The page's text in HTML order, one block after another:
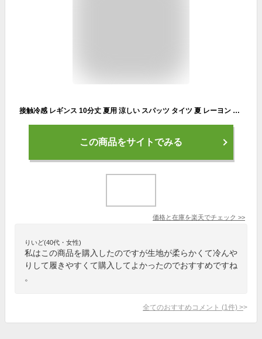
接触冷感 レギンス 10分丈 夏用 涼しい スパッツ タイツ 夏 レーヨン 冷感インナー 涼感 黒、チャコール M/L/LL/3L ブラック レディース クールビズ ひんやり ヨガウエア フィットネスボトム エアロビクス ジャズダンス 社交ダンス エクササイズ 大きいサイズ メール便可2
この商品をサイトでみる
価格と在庫を楽天でチェック >>
りいど(40代・女性)
私はこの商品を購入したのですが生地が柔らかくて冷んや
りして履きやすくて購入してよかったのでおすすめですね
。
全てのおすすめコメント (1 件) >